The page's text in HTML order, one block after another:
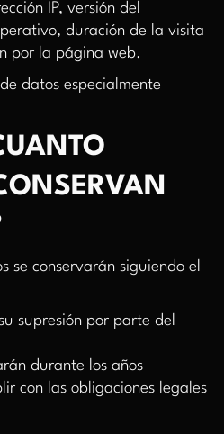
IP, versión del
duración de la visita
por la página web.
datos especialmente
se conservarán siguiendo el
supresión por parte del
durante los años
con las obligaciones legales